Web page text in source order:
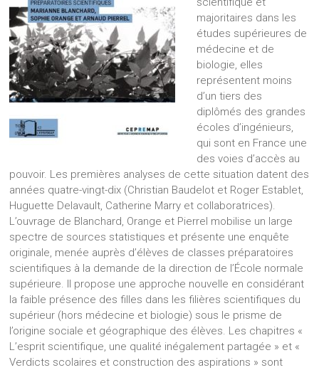
majoritaires dans les
études supérieures de
médecine et de
biologie, elles
représentent moins
d’un tiers des
diplômés des grandes
écoles d’ingénieurs,
qui sont en France une
des voies d’accès au
pouvoir. Les premières analyses de cette situation datent des
années quatre-vingt-dix (Christian Baudelot et Roger Establet,
Huguette Delavault, Catherine Marry et collaboratrices).
L’ouvrage de Blanchard, Orange et Pierrel mobilise un large
spectre de sources statistiques et présente une enquête
originale, menée auprès d’élèves de classes préparatoires
scientifiques à la demande de la direction de l’École normale
supérieure. Il propose une approche nouvelle en considérant
la faible présence des filles dans les filières scientifiques du
supérieur (hors médecine et biologie) sous le prisme de
l’origine sociale et géographique des élèves. Les chapitres «
L’esprit scientifique, une qualité inégalement partagée » et «
Verdicts scolaires et construction des aspirations » sont